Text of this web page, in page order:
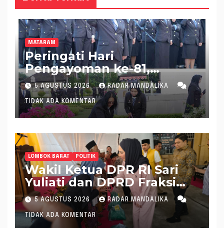
MATARAM
Peringati Hari
Pengayoman ke-81,
Kakanwil Kemenkum NTB
Pimpin Ziarah dan Tabur
Bunga di TMP Majeluk
5 AGUSTUS 2026 RADAR MANDALIKA
TIDAK ADA KOMENTAR
LOMBOK BARAT POLITIK
Wakil Ketua DPR RI Sari
Yuliati dan DPRD Fraksi
Golkar Kolaborasi
Alokasikan Ratusan Unit
Bantuan RTLH
5 AGUSTUS 2026 RADAR MANDALIKA
TIDAK ADA KOMENTAR